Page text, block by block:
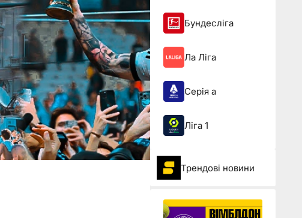
Бундесліга
Ла Ліга
Серія а
Ліга 1
Трендові новини